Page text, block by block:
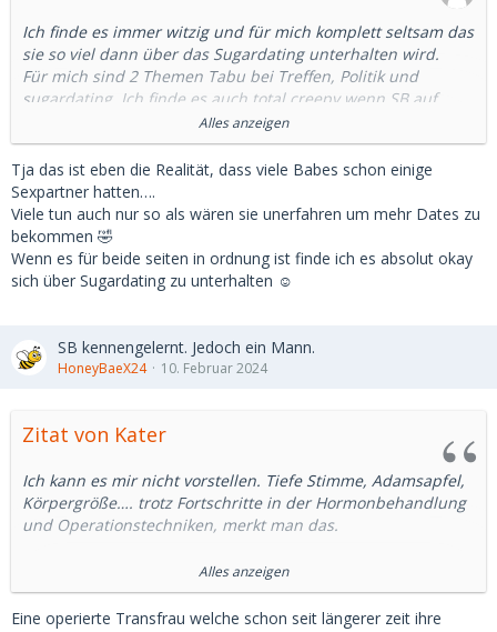
Ich finde es immer witzig und für mich komplett seltsam das
sie so viel dann über das Sugardating unterhalten wird.
Für mich sind 2 Themen Tabu bei Treffen, Politik und
sugardating. Ich finde es auch total creepy wenn SB auf
ihrem Profil schreiben das sie Erfahrung mit Sd haben,
genau das will ich ja nicht haben.
Mich darüber zu Unterhalten mit wem sie schon alles im
Bett waren und was sie schon für Chats hatten führt mir nur
vor Augen mit wieviel Kerlen sie schon im Bett waren und
dadurch wäre für mich was Langfristiges sofort erledigt,
dann höchstens 1-2 mal Spaß haben und was anderes
Wenn ich Mädels mit hohem BC suchen würde würde ich
ins Bahnhofsviertel gehen das wäre billiger und stressfreier.
Alles anzeigen
Tja das ist eben die Realität, dass viele Babes schon einige
Sexpartner hatten….
Viele tun auch nur so als wären sie unerfahren um mehr Dates zu
bekommen 🤣
Wenn es für beide seiten in ordnung ist finde ich es absolut okay
sich über Sugardating zu unterhalten ☺️
SB kennengelernt. Jedoch ein Mann.
HoneyBaeX24 10. Februar 2024
Zitat von Kater
Ich kann es mir nicht vorstellen. Tiefe Stimme, Adamsapfel,
Körpergröße…. trotz Fortschritte in der Hormonbehandlung
und Operationstechniken, merkt man das.
In dem einen Jahr Beziehung könnt ihr keinen Sex gehabt
haben. Ein umgebauter Penis sieht völlig anders aus als
eine Vagina.
Alles anzeigen
Eine operierte Transfrau welche schon seit längerer zeit ihre